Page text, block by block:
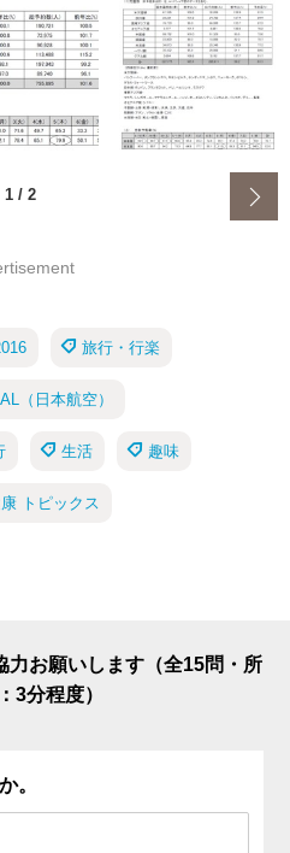
1 / 2
旅行・行楽
（日本航空）
生活 趣味
トピックス
力お願いします（全15問・所
3分程度）
。